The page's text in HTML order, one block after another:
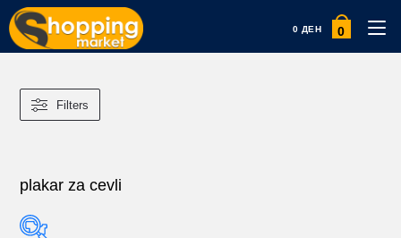
0 ДЕН 0
Filters
plakar za cevli